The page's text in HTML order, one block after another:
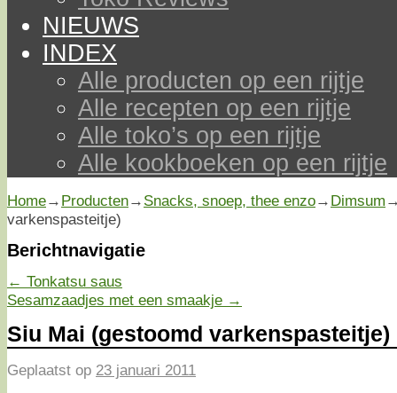
NIEUWS
INDEX
Alle producten op een rijtje
Alle recepten op een rijtje
Alle toko’s op een rijtje
Alle kookboeken op een rijtje
Home→ Producten→ Snacks, snoep, thee enzo→ Dimsum
varkenspasteitje)
Berichtnavigatie
← Tonkatsu saus
Sesamzaadjes met een smaakje →
Siu Mai (gestoomd varkenspasteitje)
Geplaatst op 23 januari 2011